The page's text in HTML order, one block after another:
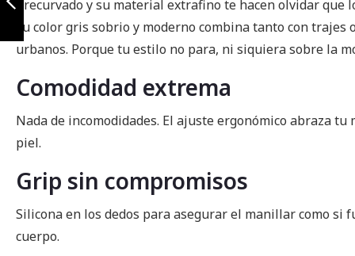
Anterior
precurvado y su material extrafino te hacen olvidar que
su color gris sobrio y moderno combina tanto con trajes
urbanos. Porque tu estilo no para, ni siquiera sobre la
Comodidad extrema
Nada de incomodidades. El ajuste ergonómico abraza tu
piel.
Grip sin compromisos
Silicona en los dedos para asegurar el manillar como si
cuerpo.